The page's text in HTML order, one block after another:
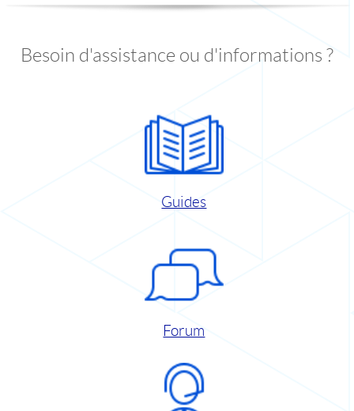
Besoin d'assistance ou d'informations ?
Guides
Forum